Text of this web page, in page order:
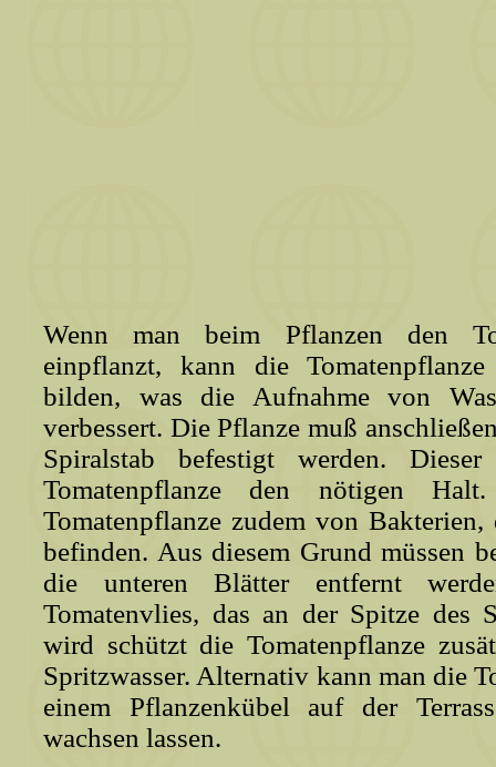
Wenn man beim Pflanzen den
einpflanzt, kann die
bilden, was die Aufnahme von
verbessert. Die Pflanze muß
Spiralstab befestigt werden.
Tomatenpflanze den nötigen
Tomatenpflanze zudem von
befinden. Aus diesem Grund müssen
die unteren Blätter entfernt
Tomatenvlies, das an der Spitze des
wird schützt die Tomatenpflanze
Spritzwasser. Alternativ kann man die
einem Pflanzenkübel auf der
wachsen lassen.